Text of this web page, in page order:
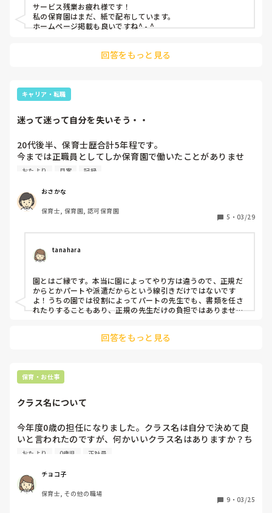
サービス残業お疲れ様です！
私の保育園はまだ、紙で配布しています。
ホームページ掲載も良いですね^ - ^
回答をもっと見る
キャリア・転職
迷って迷って自分を失いそう・・
20代後半、保育士歴合計5年程です。
今までは正職員としてしか保育園で働いたことがありませ
ん。
た。
今の園は書類が多く家からも遠いことで、休みも疲れきって
しまうので、プライベートと仕事を両立できたら…と思い、
派遣にしようかと思ったのですが、今気になってる園がおた
よりや月案などの書類もある求人で、、
ました。ただ、働いてみて思ったのと違った・・となりたく
ない。。という気持ちもあります。
で、どういうふうに働いたらいいんだろう・・とグルグルし
ください。。。
おたより 月案 記録
おさかな
保育士, 保育園, 認可保育園
5 ・ 03/29
tanahara
園とはご縁です。本当に園によってやり方は違うので、正規だ
からとかパートや派遣だからという線引きだけではないです
よ！うちの園では役割によってパートの先生でも、書類を任さ
れたりすることもあり、正規の先生だけの負担ではありませ
気のいい園といいご縁がありますように。
回答をもっと見る
保育・お仕事
クラス名について
今年度0歳の担任になりました。クラス名は自分で決めて良
いと言われたのですが、何かいいクラス名はありますか？ち
なみに4月の園だよりでクラス名の由来を書く事になってい
何かいい案を下さい。よろしくお願いします。
おたより 0歳児 正社員
チョコ子
保育士, その他の職場
9 ・ 03/25